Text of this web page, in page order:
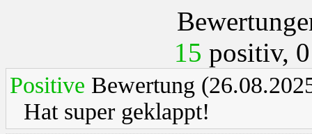
15 positiv,
Positive Bewertung
Hat super geklappt!